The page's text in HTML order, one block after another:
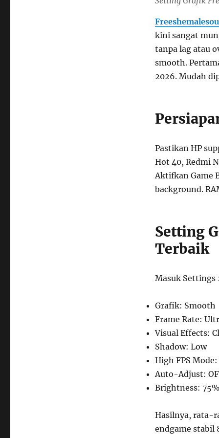
kini sangat
tanpa lag atau
smooth.
2026. Mudah
Pastikan HP
Hot 40, Redmi
Aktifkan Game
background.
Setting
Terbaik
Masuk Settings
Grafik: Smooth
Frame Rate:
Visual Effects:
Shadow: Low
High FPS Mode:
Auto-Adjust:
Brightness: 75%
Hasilnya, rata-
endgame stabil